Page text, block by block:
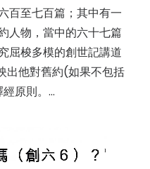
百至七百篇；其中有一
人物，當中的六十七篇
屈梭多模的創世記講道
出他對舊約(如果不包括
原則。…